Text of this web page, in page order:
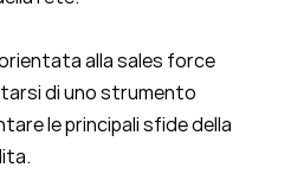
alla sales force
di uno strumento
le principali sfide della